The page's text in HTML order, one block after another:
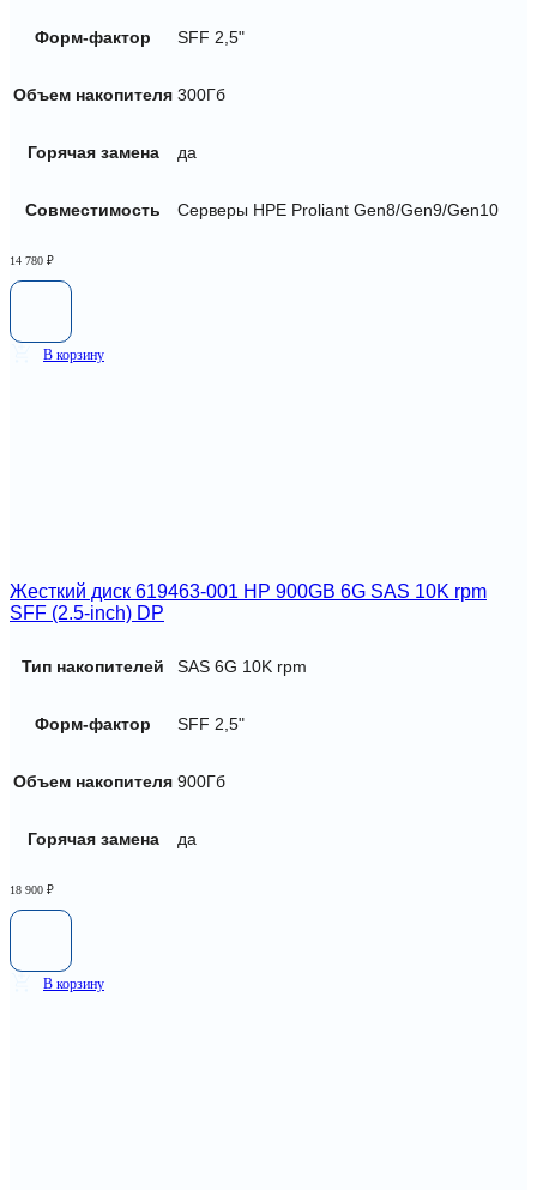
Форм-фактор SFF 2,5"
Объем накопителя 300Гб
Горячая замена да
Совместимость Серверы HPE Proliant Gen8/Gen9/Gen10
14 780 ₽
В корзину
Жесткий диск 619463-001 HP 900GB 6G SAS 10K rpm
SFF (2.5-inch) DP
Тип накопителей SAS 6G 10K rpm
Форм-фактор SFF 2,5"
Объем накопителя 900Гб
Горячая замена да
18 900 ₽
В корзину